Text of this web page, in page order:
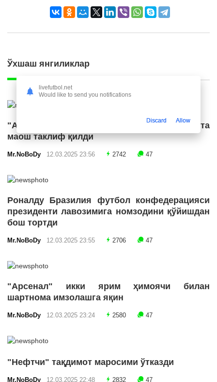
Ўхшаш янгиликлар
"Ал Ҳилол" "Ливерпуль" етакчисига катта
маош таклиф қилди
Mr.NoBoDy 12.03.2025 23:56 2742 47
Роналду Бразилия футбол конфедерацияси
президенти лавозимига номзодини қўйишдан
бош тортди
Mr.NoBoDy 12.03.2025 23:55 2706 47
"Арсенал" икки ярим ҳимоячи билан
шартнома имзолашга яқин
Mr.NoBoDy 12.03.2025 23:24 2580 47
"Нефтчи" тақдимот маросими ўтказди
Mr.NoBoDy 12.03.2025 22:48 2832 47
livefutbol.net
Would like to send you notifications
Discard Allow